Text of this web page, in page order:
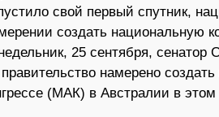
свой первый спутник,
создать национальную
25 сентября,
намерено создать
(МАК) в Австралии в